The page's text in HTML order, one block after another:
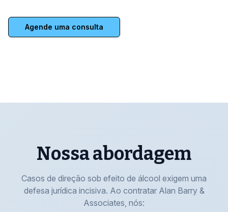
Agende uma consulta
Nossa abordagem
Casos de direção sob efeito de álcool exigem uma
defesa jurídica incisiva. Ao contratar Alan Barry &
Associates, nós: